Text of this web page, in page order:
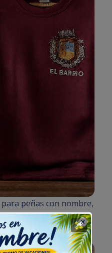
para peñas con nombre,